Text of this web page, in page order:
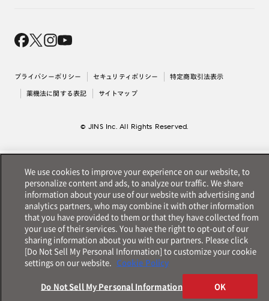
採用情報
出店について
プライバシーポリシー セキュリティポリシー 特定商取引法表示
薬機法に関する表記 サイトマップ
© JINS Inc. All Rights Reserved.
We use cookies to improve your experience on our website, to
personalize content and ads, to analyze our traffic. We share
information about your use of our website with advertising and
analytics partners, who may combine it with other information
that you have provided to them or that they have collected from
your use of their services. You have the right to opt-out of our
sharing information about you with our partners. Please click
[Do Not Sell My Personal Information] to customize your cookie
settings on our website. Cookie Policy
Do Not Sell My Personal Information OK